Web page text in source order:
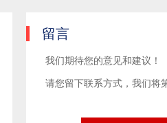
留言
我们期待您的意见和建议！
请您留下联系方式，我们将